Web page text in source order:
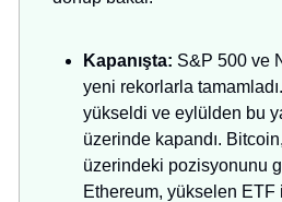
Kapanışta: S&P 500 ve
yeni rekorlarla
yükseldi ve eylülden bu
üzerinde kapandı.
üzerindeki pozisyonunu
Ethereum, yükselen